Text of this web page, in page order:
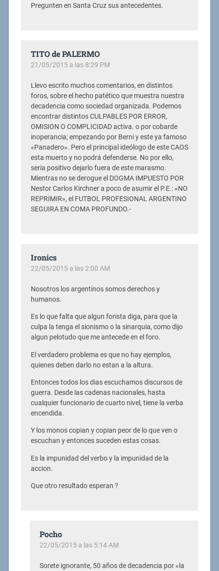
Pregunten en Santa Cruz sus antecedentes.
TITO de PALERMO
21/05/2015 a las 8:29 PM
Llevo escrito muchos comentarios, en distintos
foros, sobre el hecho patético que muestra nuestra
decadencia como sociedad organizada. Podemos
encontrar distintos CULPABLES POR ERROR,
OMISION O COMPLICIDAD activa. o por cobarde
inoperancia; empezando por Berni y este ya famoso
«Panadero». Pero el principal ideólogo de este CAOS
esta muerto y no podrá defenderse. No por ello,
seria positivo dejarlo fuera de este marasmo.
Mientras no se derogue el DOGMA IMPUESTO POR
Nestor Carlos Kirchner a poco de asumir el P.E.: «NO
REPRIMIR», el FUTBOL PROFESIONAL ARGENTINO
SEGUIRA EN COMA PROFUNDO.-
Ironics
22/05/2015 a las 2:00 AM
Nosotros los argentinos somos derechos y
humanos.
Es lo que falta que algun forista diga, para que la
culpa la tenga el sionismo o la sinarquia, como dijo
algun pelotudo que me antecede en el foro.
El verdadero problema es que no hay ejemplos,
quienes deben darlo no estan a la altura.
Entonces todos los dias escuchamos discursos de
guerra. Desde las cadenas nacionales, hasta
cualquier funcionario de cuarto nivel, tiene la verba
encendida.
Y los monos copian y copian peor de lo que ven o
escuchan y entonces suceden estas cosas.
Es la impunidad del verbo y la impunidad de la
accion.
Que otro resultado esperan ?
Pocho
22/05/2015 a las 5:14 AM
Sorete ignorante, 50 años de decadencia por «la